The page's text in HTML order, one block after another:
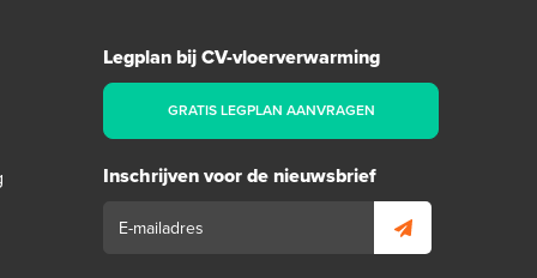
Legplan bij CV-vloerverwarming
GRATIS LEGPLAN AANVRAGEN
Inschrijven voor de nieuwsbrief